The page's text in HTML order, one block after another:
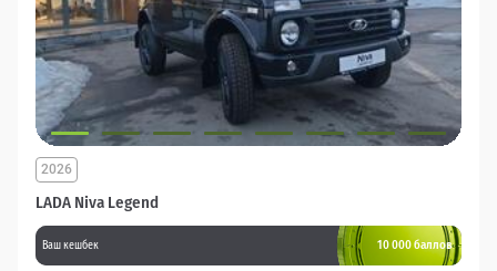
LADA Niva Legend
2026
Ваш кешбек 10 000 баллов